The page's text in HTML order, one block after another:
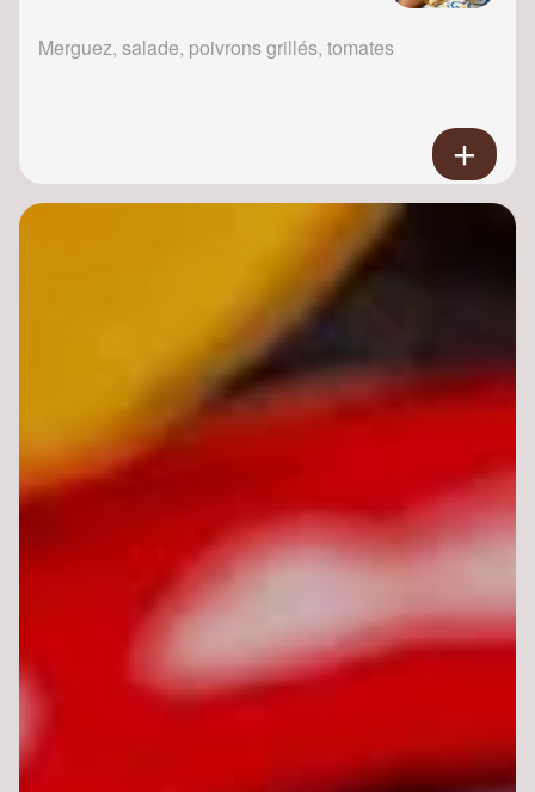
Merguez, salade, poivrons grillés, tomates